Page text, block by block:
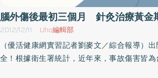
題。士兵死亡是因受傷後1小時內死亡率高達24
事長暨台北市聯合醫院和平婦幼院區急診醫學
美國在幾場戰役後統計，發現士兵死亡的主因
率高達24％。美國研發出具有高嶺土成分的
常用來作為促凝劑，可以加快血液凝固。民間
腦外傷後最初三個月 針灸治療黃金
2012/12/11 Uho編輯部
（優活健康網實習記者劉麥文／綜合報導）
全！根據衛生署統計，近年來，事故傷害皆為